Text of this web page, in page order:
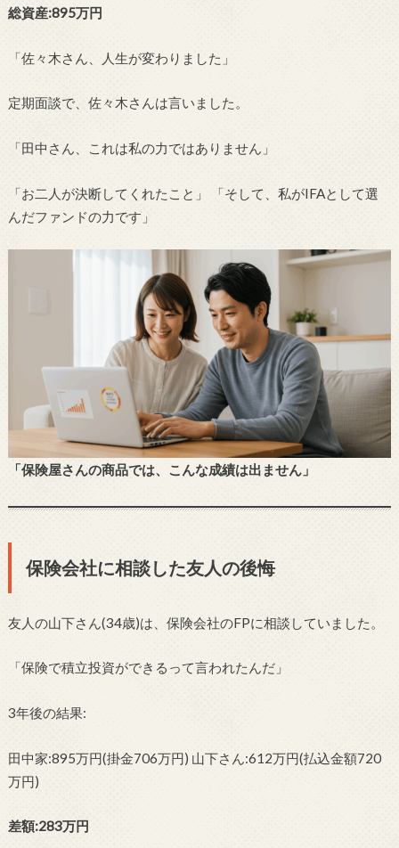
総資産:895万円
「佐々木さん、人生が変わりました」
定期面談で、佐々木さんは言いました。
「田中さん、これは私の力ではありません」
「お二人が決断してくれたこと」 「そして、私がIFAとして選
んだファンドの力です」
「保険屋さんの商品では、こんな成績は出ません」
保険会社に相談した友人の後悔
友人の山下さん(34歳)は、保険会社のFPに相談していました。
「保険で積立投資ができるって言われたんだ」
3年後の結果:
田中家:895万円(掛金706万円) 山下さん:612万円(払込金額720
万円)
差額:283万円